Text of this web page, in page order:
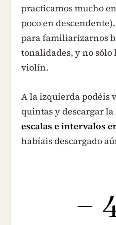
practicamos mucho
poco en
para familiarizarnos
tonalidades, y no sólo
violín.
A la izquierda podéis
quintas y descargar la
escalas e intervalos
habíais descargado
–